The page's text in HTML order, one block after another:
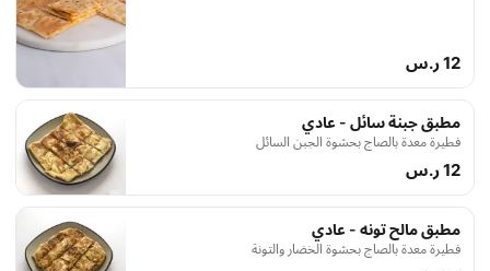
12 ر.س
مطبق جبنة سائل - عادي
فطيرة معدة بالصاج بحشوة الجبن السائل
12 ر.س
مطبق مالح تونه - عادي
فطيرة معدة بالصاج بحشوة الخضار والتونة